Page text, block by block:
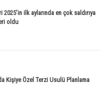
ilk aylarında en çok saldırıya
oldu
Kişiye Özel Terzi Usulü Planlama